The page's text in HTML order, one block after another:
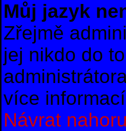
Můj jazyk
Zřejmě
jej nikdo do
více
Návrat nahoru